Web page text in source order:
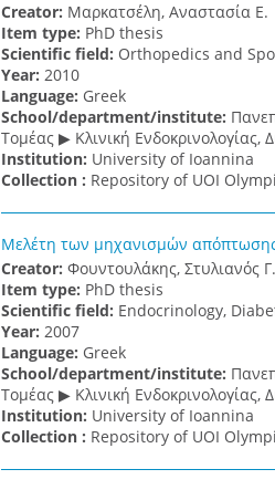
Creator: Μαρκατσέλη, Αναστασία Ε.
Item type: PhD thesis
Scientific field: Orthopedics and
Υear: 2010
Language: Greek
School/department/institute:
Τομέας ▶ Κλινική Ενδοκρινολογίας,
Institution: University of Ioannina
Collection : Repository of UOI
Μελέτη των μηχανισμών
Creator: Φουντουλάκης, Στυλιανός Γ.
Item type: PhD thesis
Scientific field: Endocrinology,
Υear: 2007
Language: Greek
School/department/institute:
Τομέας ▶ Κλινική Ενδοκρινολογίας,
Institution: University of Ioannina
Collection : Repository of UOI